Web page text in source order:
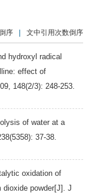
序 文中引用次数倒序
hydroxyl radical
effect of
148(2/3): 248-253.
of water at a
(5358): 37-38.
oxidation of
powder[J]. J